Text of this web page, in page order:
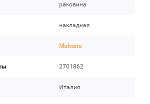
раковина
накладная
Molveno
2701862
Италия